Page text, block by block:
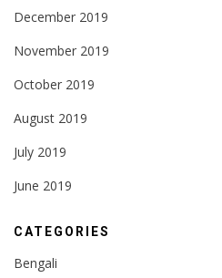
December 2019
November 2019
October 2019
August 2019
July 2019
June 2019
CATEGORIES
Bengali